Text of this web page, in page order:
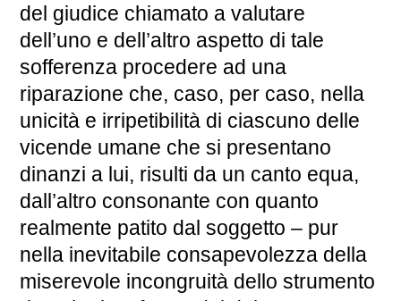
del giudice chiamato a valutare
dell’uno e dell’altro aspetto di tale
sofferenza procedere ad una
riparazione che, caso, per caso, nella
unicità e irripetibilità di ciascuno delle
vicende umane che si presentano
dinanzi a lui, risulti da un canto equa,
dall’altro consonante con quanto
realmente patito dal soggetto – pur
nella inevitabile consapevolezza della
miserevole incongruità dello strumento